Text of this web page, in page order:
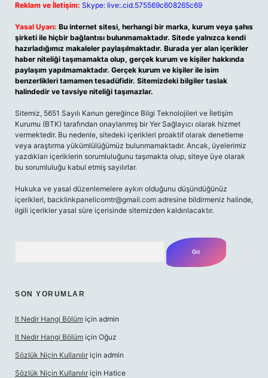
Reklam ve İletişim: Skype: live:.cid.575569c608265c69
Yasal Uyarı: Bu internet sitesi, herhangi bir marka, kurum veya şahıs
şirketi ile hiçbir bağlantısı bulunmamaktadır. Sitede yalnızca kendi
hazırladığımız makaleler paylaşılmaktadır. Burada yer alan içerikler
haber niteliği taşımamakta olup, gerçek kurum ve kişiler hakkında
paylaşım yapılmamaktadır. Gerçek kurum ve kişiler ile isim
benzerlikleri tamamen tesadüfidir. Sitemizdeki bilgiler taslak
halindedir ve tavsiye niteliği taşımazlar.
Sitemiz, 5651 Sayılı Kanun gereğince Bilgi Teknolojileri ve İletişim
Kurumu (BTK) tarafından onaylanmış bir Yer Sağlayıcı olarak hizmet
vermektedir. Bu nedenle, sitedeki içerikleri proaktif olarak denetleme
veya araştırma yükümlülüğümüz bulunmamaktadır. Ancak, üyelerimiz
yazdıkları içeriklerin sorumluluğunu taşımakta olup, siteye üye olarak
bu sorumluluğu kabul etmiş sayılırlar.
Hukuka ve yasal düzenlemelere aykırı olduğunu düşündüğünüz
içerikleri, backlinkpanelicomtr@gmail.com adresine bildirmeniz halinde,
ilgili içerikler yasal süre içerisinde sitemizden kaldırılacaktır.
SON YORUMLAR
It Nedir Hangi Bölüm için admin
It Nedir Hangi Bölüm için Oğuz
Sözlük Niçin Kullanılır için admin
Sözlük Niçin Kullanılır için Hatice